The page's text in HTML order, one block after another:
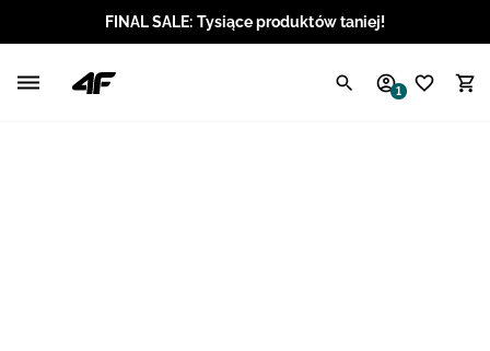
FINAL SALE: Tysiące produktów taniej!
1